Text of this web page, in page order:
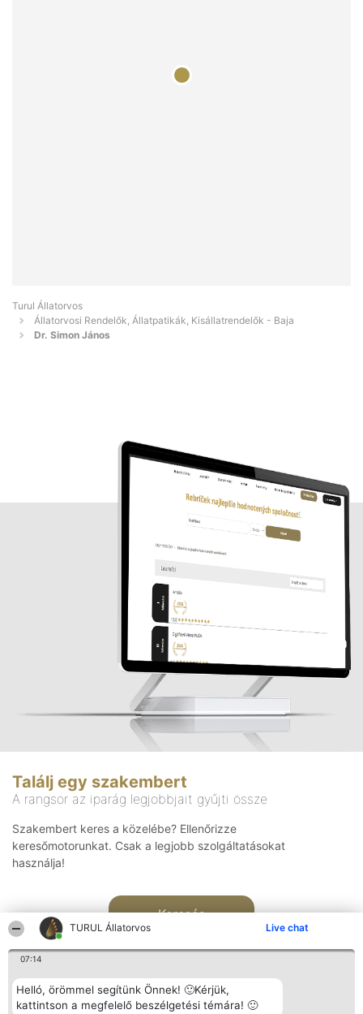
TURUL Állatorvos Live chat
07:14
Helló, örömmel segítünk Önnek! 🙂Kérjük,
kattintson a megfelelő beszélgetési témára! 🙂
Turul Állatorvos
Állatorvosi Rendelők, Állatpatikák, Kisállatrendelők - Baja
Dr. Simon János
Találj egy szakembert
A rangsor az iparág legjobbjait gyűjti össze
Szakembert keres a közelébe? Ellenőrizze
keresőmotorunkat. Csak a legjobb szolgáltatásokat
használja!
Keresés